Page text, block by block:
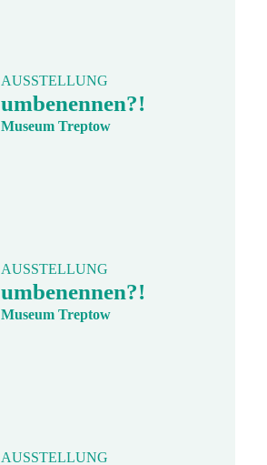
AUSSTELLUNG
umbenennen?!
Museum Treptow
AUSSTELLUNG
umbenennen?!
Museum Treptow
AUSSTELLUNG